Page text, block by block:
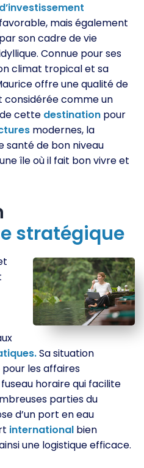
d’investissement
favorable, mais également
par son cadre de vie
Connue pour ses
climat tropical et sa
offre une qualité de
considérée comme un
cette destination pour
modernes, la
santé de bon niveau
île où il fait bon vivre et
stratégique
Sa situation
les affaires
horaire qui facilite
parties du
d’un port en eau
international bien
une logistique efficace.